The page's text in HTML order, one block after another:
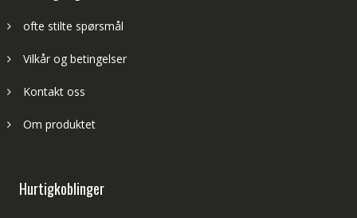
ofte stilte spørsmål
Vilkår og betingelser
Kontakt oss
Om produktet
Hurtigkoblinger